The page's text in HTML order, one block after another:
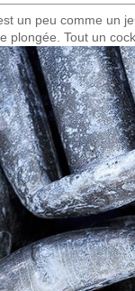
un peu comme un
plongée. Tout un